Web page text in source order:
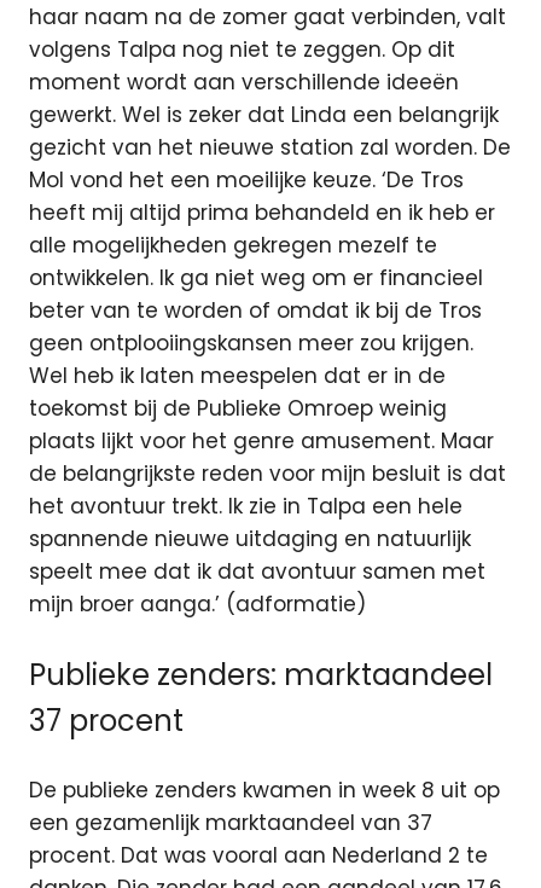
haar naam na de zomer gaat verbinden, valt
volgens Talpa nog niet te zeggen. Op dit
moment wordt aan verschillende ideeën
gewerkt. Wel is zeker dat Linda een belangrijk
gezicht van het nieuwe station zal worden. De
Mol vond het een moeilijke keuze. ‘De Tros
heeft mij altijd prima behandeld en ik heb er
alle mogelijkheden gekregen mezelf te
ontwikkelen. Ik ga niet weg om er financieel
beter van te worden of omdat ik bij de Tros
geen ontplooiingskansen meer zou krijgen.
Wel heb ik laten meespelen dat er in de
toekomst bij de Publieke Omroep weinig
plaats lijkt voor het genre amusement. Maar
de belangrijkste reden voor mijn besluit is dat
het avontuur trekt. Ik zie in Talpa een hele
spannende nieuwe uitdaging en natuurlijk
speelt mee dat ik dat avontuur samen met
mijn broer aanga.’ (adformatie)
Publieke zenders: marktaandeel
37 procent
De publieke zenders kwamen in week 8 uit op
een gezamenlijk marktaandeel van 37
procent. Dat was vooral aan Nederland 2 te